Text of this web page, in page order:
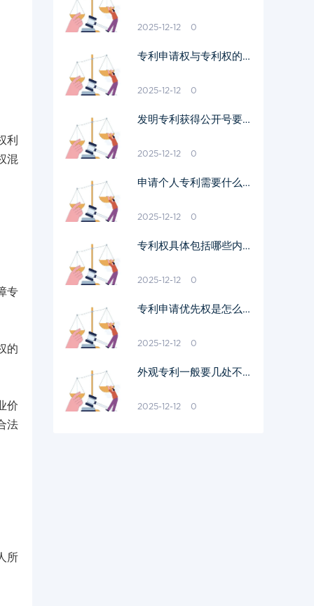
利
混
专
的
价
法
所
2025-12-12 0
专利申请权与专利权的区
2025-12-12 0
发明专利获得公开号要多
2025-12-12 0
申请个人专利需要什么材
2025-12-12 0
专利权具体包括哪些内容
2025-12-12 0
专利申请优先权是怎么回
2025-12-12 0
外观专利一般要几处不一
2025-12-12 0